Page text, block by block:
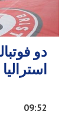
دو
09:52